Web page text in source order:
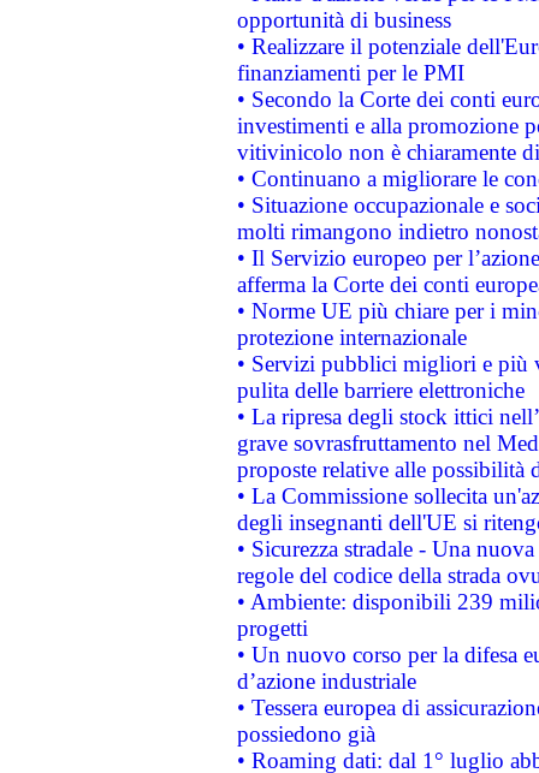
opportunità di business
• Realizzare il potenziale
finanziamenti per le PMI
• Secondo la Corte dei conti
investimenti e alla promozione
vitivinicolo non è chiaramente
• Continuano a migliorare le
• Situazione occupazionale e
molti rimangono indietro
• Il Servizio europeo per
afferma la Corte dei conti
• Norme UE più chiare per i
protezione internazionale
• Servizi pubblici migliori e più
pulita delle barriere elettroniche
• La ripresa degli stock ittici
grave sovrasfruttamento nel
proposte relative alle possibilità
• La Commissione sollecita
degli insegnanti dell'UE si
• Sicurezza stradale - Una
regole del codice della strada
• Ambiente: disponibili 239
progetti
• Un nuovo corso per la difesa
d’azione industriale
• Tessera europea di
possiedono già
• Roaming dati: dal 1° luglio